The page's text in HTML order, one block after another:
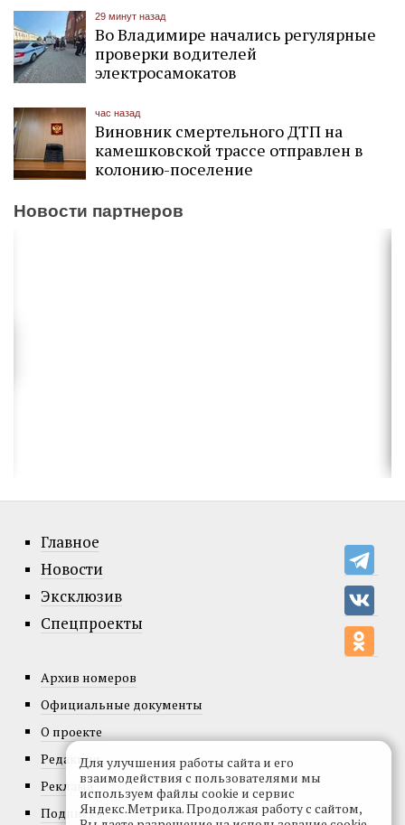
29 минут назад
Во Владимире начались регулярные
проверки водителей
электросамокатов
час назад
Виновник смертельного ДТП на
камешковской трассе отправлен в
колонию-поселение
Новости партнеров
Главное
Новости
Эксклюзив
Спецпроекты
Архив номеров
Официальные документы
О проекте
Редакция
Реклама
Подписка
Для улучшения работы сайта и его
взаимодействия с пользователями мы
используем файлы cookie и сервис
Яндекс.Метрика. Продолжая работу с сайтом,